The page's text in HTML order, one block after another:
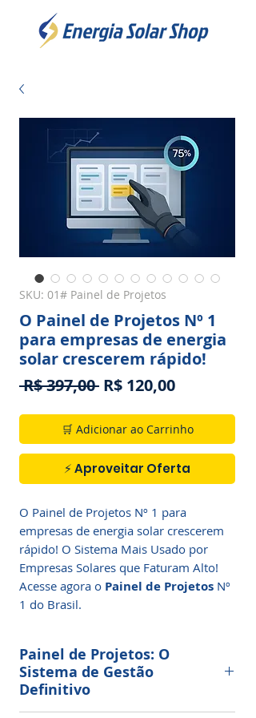
SKU: 01# Painel de Projetos
O Painel de Projetos Nº 1
para empresas de energia
solar crescerem rápido!
R$ 397,00 Preço
R$ 120,00Preço
🛒 Adicionar ao Carrinho
⚡ Aproveitar Oferta
O Painel de Projetos Nº 1 para
empresas de energia solar crescerem
rápido! O Sistema Mais Usado por
Empresas Solares que Faturam Alto!
Acesse agora o Painel de Projetos Nº
1 do Brasil.
Painel de Projetos: O
Sistema de Gestão
Definitivo